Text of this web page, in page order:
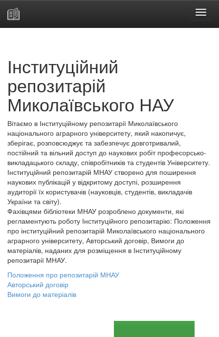
Інституційний
репозитарій
Миколаївського НАУ
Вітаємо в Інституційному репозитарії Миколаївського
національного аграрного університету, який накопичує,
зберігає, розповсюджує та забезпечує довготривалий,
постійний та вільний доступ до наукових робіт професорсько-
викладацького складу, співробітників та студентів Університету.
Інституційний репозитарій МНАУ створено для поширення
наукових публікацій у відкритому доступі, розширення
аудиторії їх користувачів (науковців, студентів, викладачів
України та світу).
Фахівцями бібліотеки МНАУ розроблено документи, які
регламентують роботу Інституційного репозитарію: Положення
про інституційний репозитарій Миколаївського національного
аграрного університету, Авторський договір, Вимоги до
матеріалів, наданих для розміщення в Інституційному
репозитарії МНАУ.
Положення про репозитарій МНАУ
Авторський договір
Вимоги до матеріалів